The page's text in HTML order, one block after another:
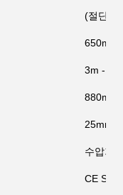
(절단
650mm
3m -
880mm
25mm
수압기
CE